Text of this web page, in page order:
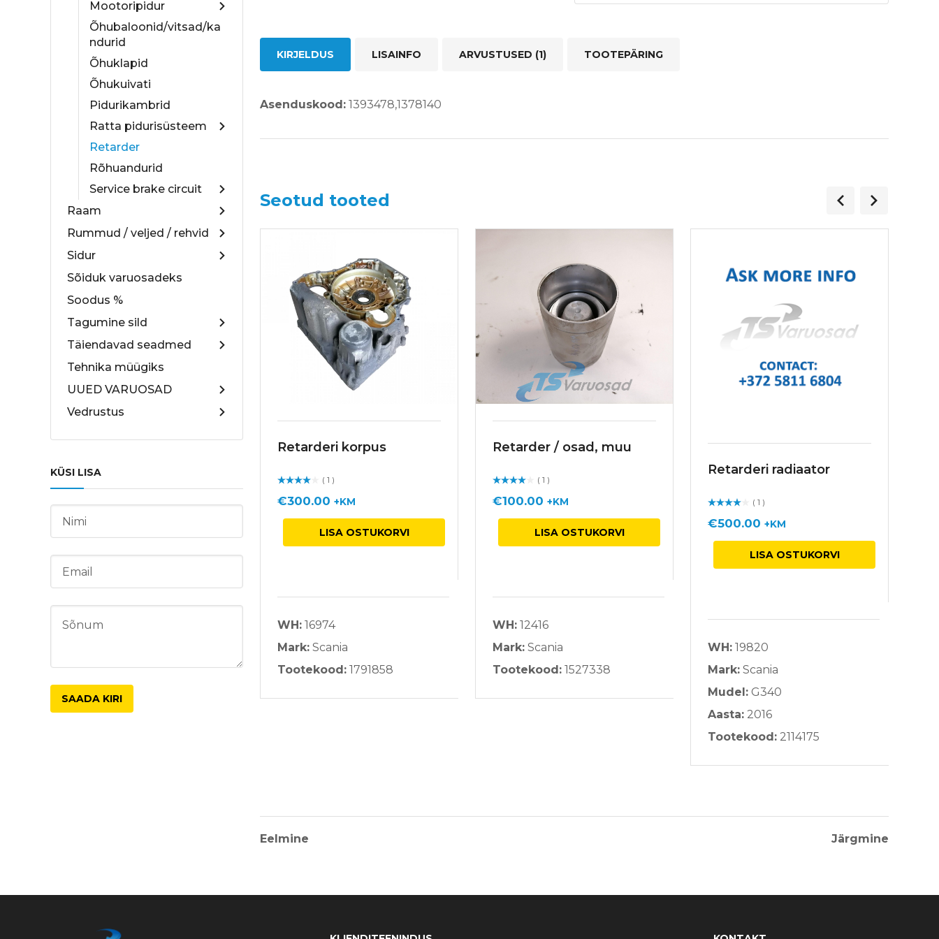
Mootoripidur
Õhubaloonid/vitsad/ka
ndurid
Õhuklapid
Õhukuivati
Pidurikambrid
Ratta pidurisüsteem
Retarder
Rõhuandurid
Service brake circuit
Raam
Rummud / veljed / rehvid
Sidur
Sõiduk varuosadeks
Soodus %
Tagumine sild
Täiendavad seadmed
Tehnika müügiks
UUED VARUOSAD
Vedrustus
KÜSI LISA
KIRJELDUS LISAINFO ARVUSTUSED (1) TOOTEPÄRING
Asenduskood: 1393478,1378140
Seotud tooted
Retarderi korpus
Hinnan
guga/ 5
( 1 )
€300.00 +KM
LISA OSTUKORVI
WH: 16974
Mark: Scania
Tootekood: 1791858
Retarder / osad, muu
Hinnan
guga/ 5
( 1 )
€100.00 +KM
LISA OSTUKORVI
WH: 12416
Mark: Scania
Tootekood: 1527338
Retarderi radiaator
Hinnan
guga/ 5
( 1 )
€500.00 +KM
LISA OSTUKORVI
WH: 19820
Mark: Scania
Mudel: G340
Aasta: 2016
Tootekood: 2114175
Eelmine Järgmine